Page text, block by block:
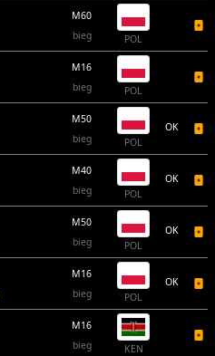
M60
bieg
POL
M16
bieg
POL
M50
bieg
POL
OK
M40
bieg
POL
OK
M50
bieg
POL
OK
M16
bieg
POL
OK
M16
bieg
KEN